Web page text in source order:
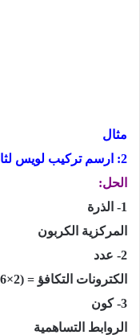
مثال
2: ارسم تركيب لويس لثاني اكسيد الكربون
الحل:
1- الذرة
المركزية الكربون
2- عدد
الكترونات التكافؤ = (2×6) +4 = 16
3- كون
الروابط التساهمية